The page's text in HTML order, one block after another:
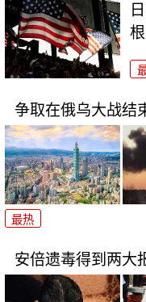
争取在俄乌大战结
最热
安倍遗毒得到两大